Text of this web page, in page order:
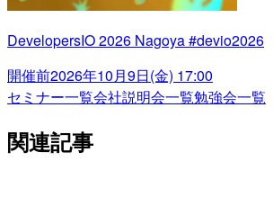
DevelopersIO 2026 Nagoya #devio2026
開催前2026年10月9日(金) 17:00
セミナー一覧会社説明会一覧勉強会一覧
関連記事